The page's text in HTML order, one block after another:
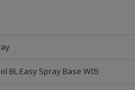
BL Easy Spray Base W05